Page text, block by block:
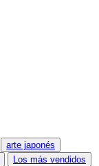
arte japonés
Los más vendidos